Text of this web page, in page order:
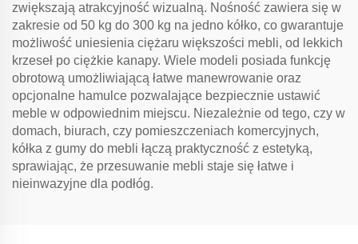
zwiększają atrakcyjność wizualną. Nośność zawiera się w
zakresie od 50 kg do 300 kg na jedno kółko, co gwarantuje
możliwość uniesienia ciężaru większości mebli, od lekkich
krzeseł po ciężkie kanapy. Wiele modeli posiada funkcję
obrotową umożliwiającą łatwe manewrowanie oraz
opcjonalne hamulce pozwalające bezpiecznie ustawić
meble w odpowiednim miejscu. Niezależnie od tego, czy w
domach, biurach, czy pomieszczeniach komercyjnych,
kółka z gumy do mebli łączą praktyczność z estetyką,
sprawiając, że przesuwanie mebli staje się łatwe i
nieinwazyjne dla podłóg.